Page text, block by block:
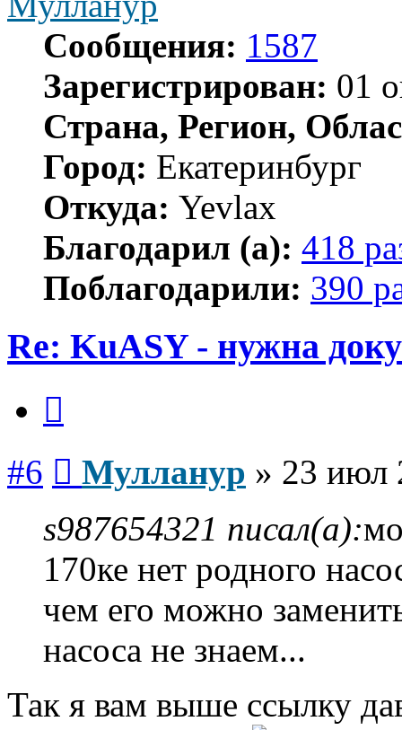
Сообщения: 1587
Зарегистрирован: 01
Страна, Регион,
Город: Екатеринбург
Откуда: Yevlax
Благодарил (а): 418
Поблагодарили: 390
Re: KuASY - нужна
#6 Мулланур » 23 июл
s987654321 писал(а):
170ке нет родного
чем его можно
насоса не знаем...
Так я вам выше ссылку